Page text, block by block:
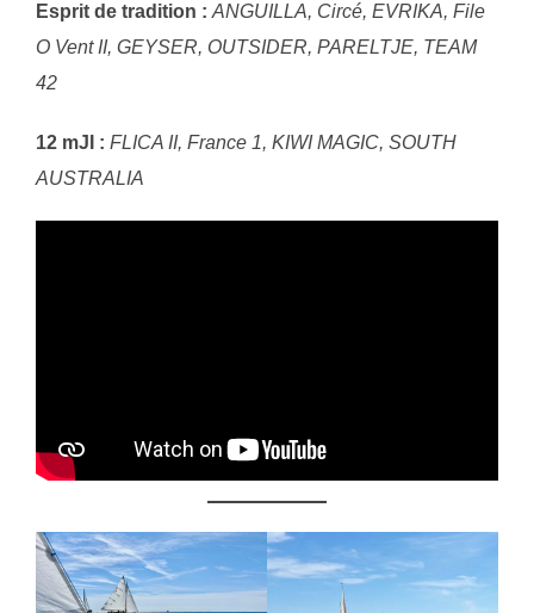
Esprit de tradition : ANGUILLA, Circé, EVRIKA, File
O Vent II, GEYSER, OUTSIDER, PARELTJE, TEAM
42
12 mJI : FLICA II, France 1, KIWI MAGIC, SOUTH
AUSTRALIA